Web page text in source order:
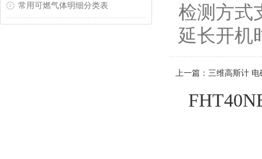
常用可燃气体明细分类表
检测方式
延长开机
上一篇： 三维高斯计